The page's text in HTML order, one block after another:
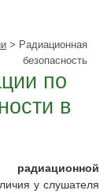
> Радиационная
безопасность
по
в
у слушателя